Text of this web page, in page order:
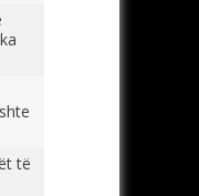
të